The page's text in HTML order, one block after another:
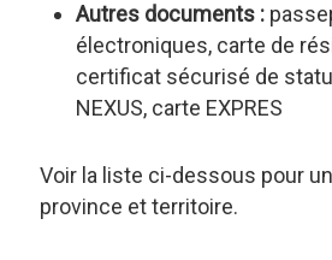
Autres documents :
électroniques, carte de
certificat sécurisé de
NEXUS, carte EXPRES
Voir la liste ci-dessous pour
province et territoire.